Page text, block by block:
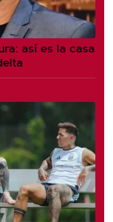
así es la casa